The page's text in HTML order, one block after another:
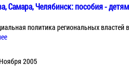
Самара, Челябинск: пособия -
политика региональных властей
2005